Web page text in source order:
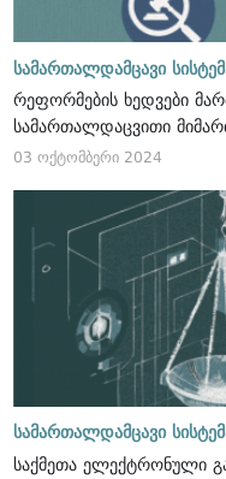
სამართალდამცავი
რეფორმების ხედვები
სამართალდაცვითი
03 ოქტომბერი 2024
სამართალდამცავი
საქმეთა ელექტრონული